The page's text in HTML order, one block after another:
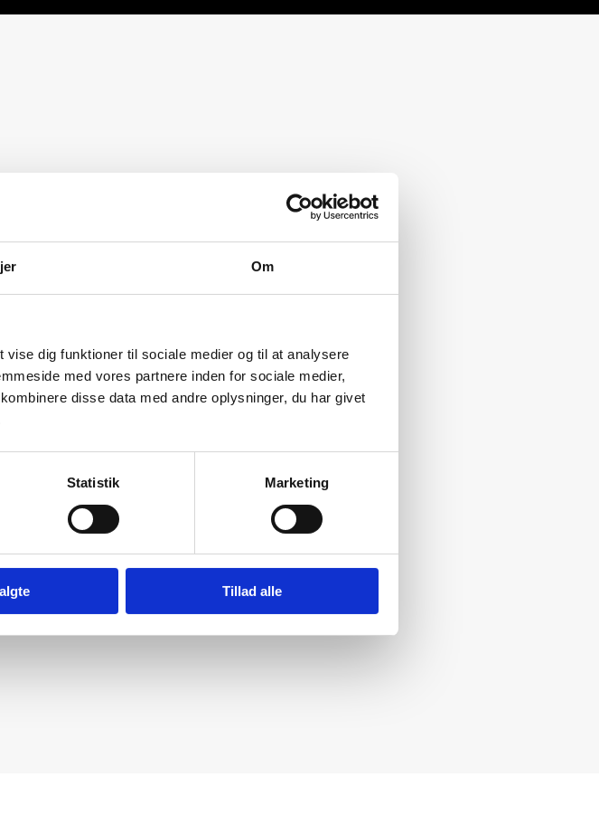
Om
dig funktioner til sociale medier og til at analysere
med vores partnere inden for sociale medier,
disse data med andre oplysninger, du har givet
Statistik Marketing
Tillad alle